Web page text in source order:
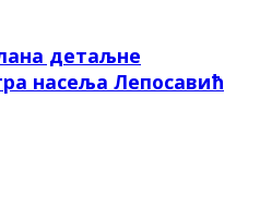
детаљне
насеља Лепосавић